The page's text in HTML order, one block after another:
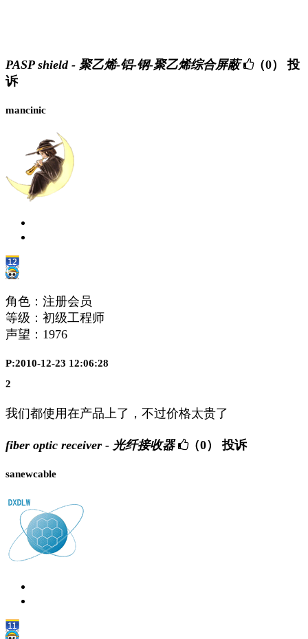
PASP shield - 聚乙烯-铝-钢-聚乙烯综合屏蔽 （0）
投
诉
mancinic
角色：注册会员
等级：初级工程师
声望： 1976
P:2010-12-23 12:06:28
2
我们都使用在产品上了，不过价格太贵了
fiber optic receiver - 光纤接收器 （0） 投诉
sanewcable